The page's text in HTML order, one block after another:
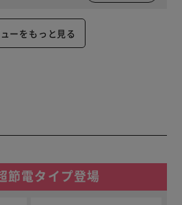
ーをもっと見る
節電タイプ登場